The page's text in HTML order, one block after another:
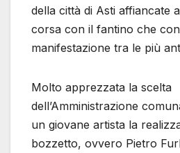
della città di Asti affiancate
corsa con il fantino che
manifestazione tra le più
Molto apprezzata la scelta
dell’Amministrazione
un giovane artista la
bozzetto, ovvero Pietro